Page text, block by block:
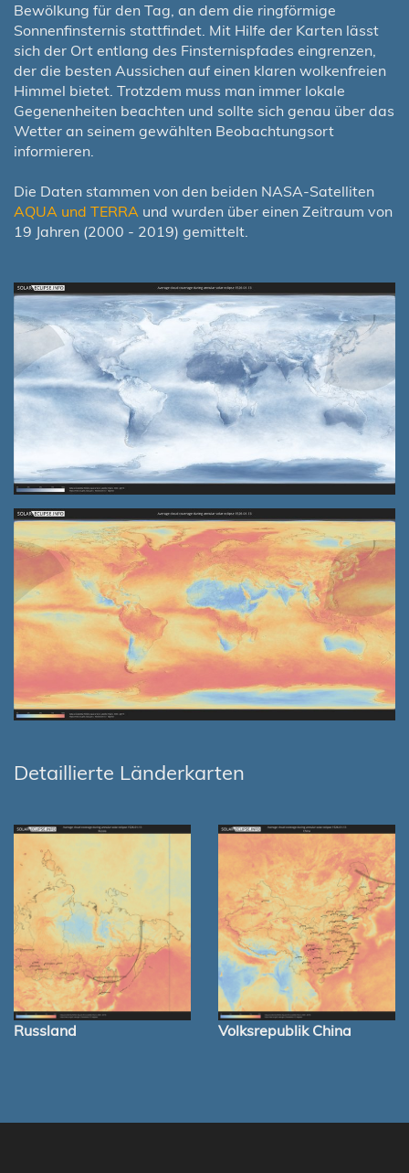
Bewölkung für den Tag, an dem die ringförmige
Sonnenfinsternis stattfindet. Mit Hilfe der Karten lässt
sich der Ort entlang des Finsternispfades eingrenzen,
der die besten Aussichen auf einen klaren wolkenfreien
Himmel bietet. Trotzdem muss man immer lokale
Gegenenheiten beachten und sollte sich genau über das
Wetter an seinem gewählten Beobachtungsort
informieren.
Die Daten stammen von den beiden NASA-Satelliten
AQUA und TERRA und wurden über einen Zeitraum von
19 Jahren (2000 - 2019) gemittelt.
Detaillierte Länderkarten
Russland Volksrepublik China